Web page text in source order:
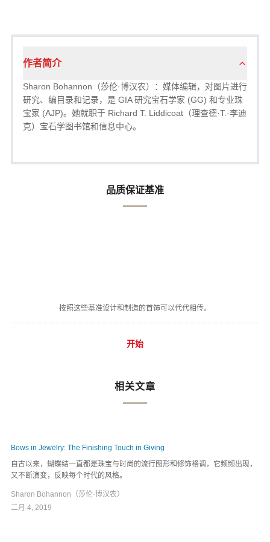
作者简介
Sharon Bohannon（莎伦·博汉农）：媒体编辑，对图片进行
研究、编目录和记录，是 GIA 研究宝石学家 (GG) 和专业珠
宝家 (AJP)。她就职于 Richard T. Liddicoat（理查德·T.·李迪
克）宝石学图书馆和信息中心。
品质保证基准
按照这些基准设计和制造的首饰可以代代相传。
开始
相关文章
Bows in Jewelry: The Finishing Touch in Giving
自古以来，蝴蝶结一直都是珠宝与时尚的流行图形和修饰格调，它频频出现，
又不断演变，反映每个时代的风格。
Sharon Bohannon（莎伦·博汉农）
二月 4, 2019